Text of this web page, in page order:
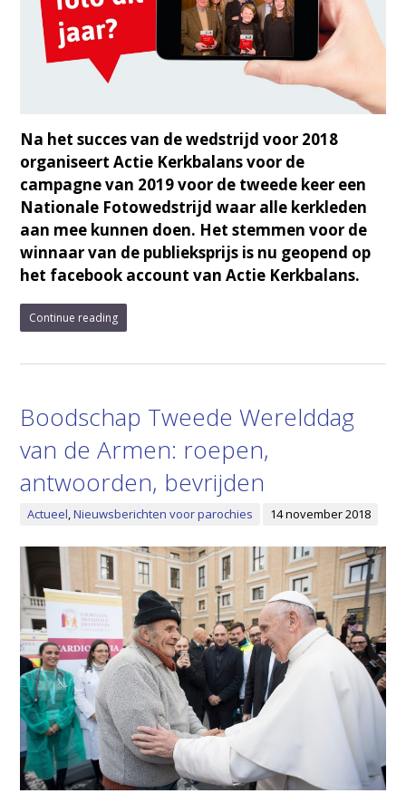
Na het succes van de wedstrijd voor 2018
organiseert Actie Kerkbalans voor de
campagne van 2019 voor de tweede keer een
Nationale Fotowedstrijd waar alle kerkleden
aan mee kunnen doen. Het stemmen voor de
winnaar van de publieksprijs is nu geopend op
het facebook account van Actie Kerkbalans.
Continue reading
Boodschap Tweede Werelddag
van de Armen: roepen,
antwoorden, bevrijden
Actueel,Nieuwsberichten voor parochies 14 november 2018